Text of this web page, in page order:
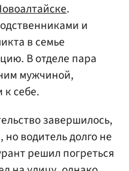
.
и
в семье
В отделе пара
мужчиной,
к себе.
завершилось,
водитель долго не
решил погреться